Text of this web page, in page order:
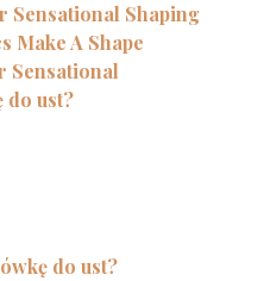
Sensational Shaping
Make A Shape
Sensational
do ust?
do ust?